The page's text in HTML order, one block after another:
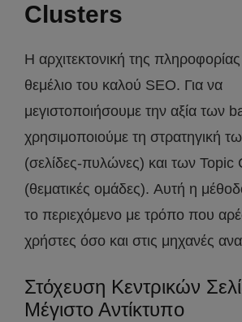
Clusters
Η αρχιτεκτονική της πληροφορίας
θεμέλιο του καλού SEO. Για να
μεγιστοποιήσουμε την αξία των
χρησιμοποιούμε τη στρατηγική
(σελίδες-πυλώνες) και των Topic
(θεματικές ομάδες). Αυτή η
το περιεχόμενο με τρόπο που
χρήστες όσο και στις μηχανές
Στόχευση Κεντρικών
Μέγιστο Αντίκτυπο